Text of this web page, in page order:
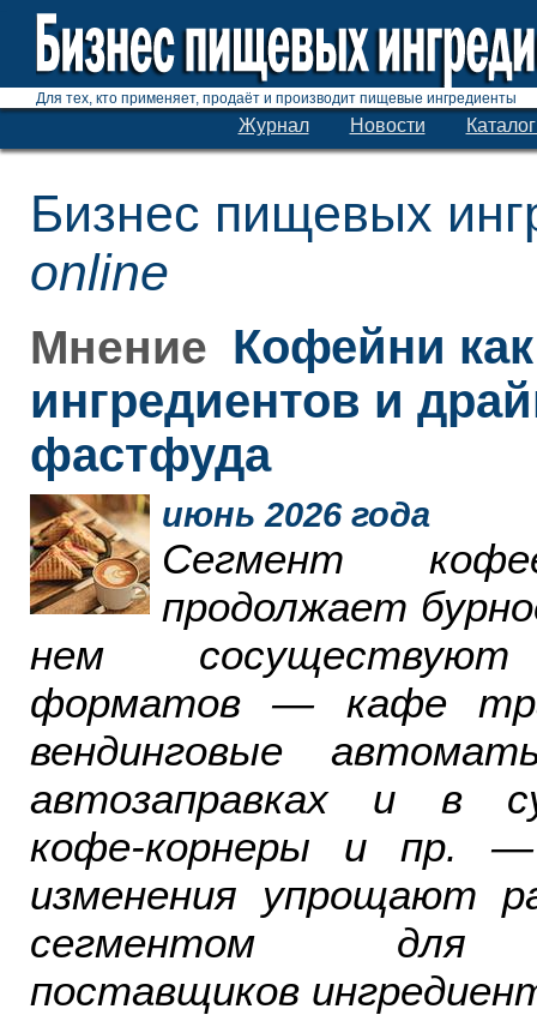
Для тех, кто применяет, продаёт и производит пищевые ингредиенты
Журнал Новости
Бизнес пищевых
online
Мнение Кофейни
ингредиентов и
фастфуда
июнь 2026 года
Сегмент
продолжает
нем
форматов — кафе
вендинговые
автозаправках и в
кофе-корнеры и пр.
изменения упрощают
сегментом для
поставщиков